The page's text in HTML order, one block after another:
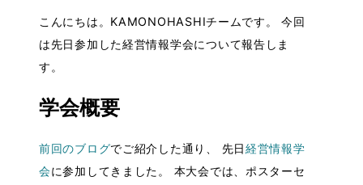
こんにちは。KAMONOHASHIチームです。 今回
は先日参加した経営情報学会について報告しま
す。
学会概要
前回のブログでご紹介した通り、 先日経営情報学
会に参加してきました。 本大会では、ポスターセ